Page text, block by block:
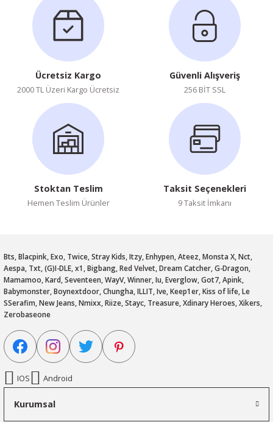
Ücretsiz Kargo
2000 TL Üzeri Kargo Ücretsiz
Güvenli Alışveriş
256 BİT SSL
Stoktan Teslim
Hemen Teslim Ürünler
Taksit Seçenekleri
9 Taksit İmkanı
Bts, Blacpink, Exo, Twice, Stray Kids, Itzy, Enhypen, Ateez, Monsta X, Nct,
Aespa, Txt, (G)I-DLE, x1, Bigbang, Red Velvet, Dream Catcher, G-Dragon,
Mamamoo, Kard, Seventeen, WayV, Winner, Iu, Everglow, Got7, Apink,
Babymonster, Boynextdoor, Chungha, ILLIT, Ive, Keep1er, Kiss of life, Le
SSerafim, New Jeans, Nmixx, Riize, Stayc, Treasure, Xdinary Heroes, Xikers,
Zerobaseone
IOS Android
Kurumsal